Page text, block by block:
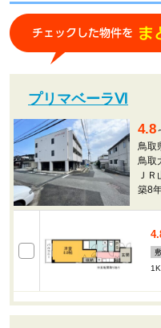
プリマベーラⅥ
4.8
鳥取
鳥取
Ｊ
築8